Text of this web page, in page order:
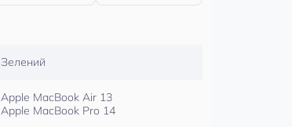
Зелений
Apple MacBook Air 13
Apple MacBook Pro 14